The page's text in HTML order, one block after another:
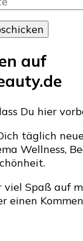
auf
Du hier
täglich
Wellness,
viel Spaß auf
einen